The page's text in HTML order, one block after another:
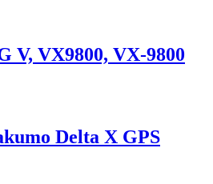
V, VX9800, VX-9800
Delta X GPS